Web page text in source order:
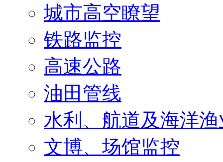
城市高空瞭望
铁路监控
高速公路
油田管线
水利、航道及海洋渔
文博、场馆监控